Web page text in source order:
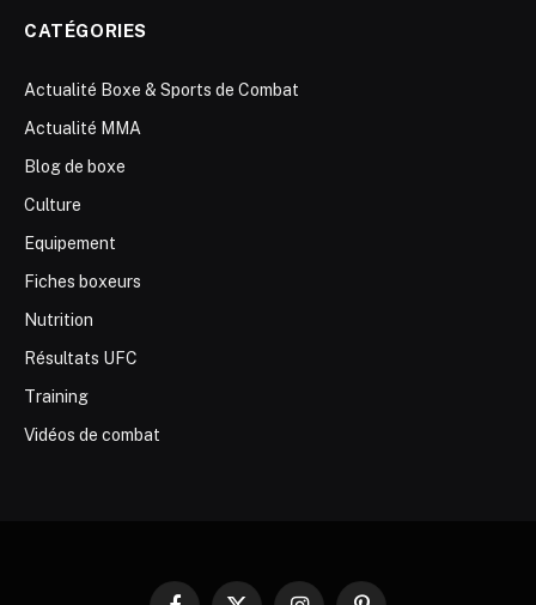
CATÉGORIES
Actualité Boxe & Sports de Combat
Actualité MMA
Blog de boxe
Culture
Equipement
Fiches boxeurs
Nutrition
Résultats UFC
Training
Vidéos de combat